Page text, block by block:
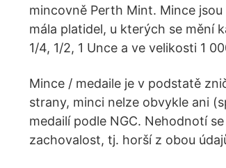
mincovně Perth Mint. Mince
mála platidel, u kterých se mění
1/4, 1/2, 1 Unce a ve velikosti 1
Mince / medaile je v podstatě
strany, minci nelze obvykle ani
medailí podle NGC. Nehodnotí
zachovalost, tj. horší z obou